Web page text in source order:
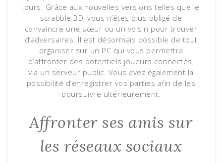
jours. Grâce aux nouvelles versions telles que le
scrabble 3D, vous n’êtes plus obligé de
convaincre une sœur ou un voisin pour trouver
d’adversaires. Il est désormais possible de tout
organiser sur un PC qui vous permettra
d’affronter des potentiels joueurs connectés,
via un serveur public. Vous avez également la
possibilité d’enregistrer vos parties afin de les
poursuivre ultérieurement.
Affronter ses amis sur
les réseaux sociaux